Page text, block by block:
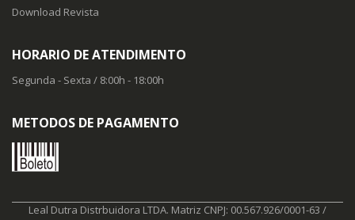
Download Revista
HORARIO DE ATENDIMENTO
Segunda - Sexta / 8:00h - 18:00h
METODOS DE PAGAMENTO
Leal Dutra Distrbuidora LTDA. Matriz CNPJ: 00.567.926/0001-63 /